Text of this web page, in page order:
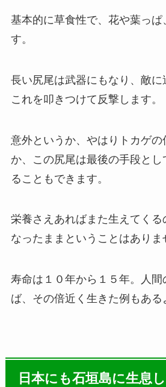
基本的に草食性で、花や葉っ
す。
長い尻尾は武器にもなり、敵に
これを叩きつけて反撃します。
意外というか、やはりトカゲの
か、この尻尾は最後の手段と
ることもできます。
栄養さえあればまた生えてくる
なったままということはありま
寿命は１０年から１５年。人
ば、その倍近く生きた例もある
日本にも石垣島に生息